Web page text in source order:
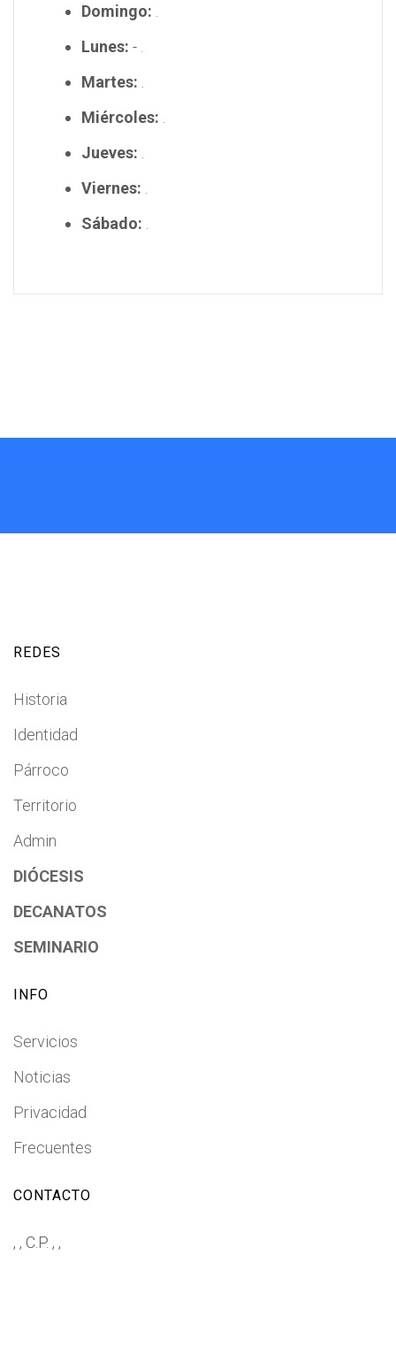
Domingo:
Lunes: - .
Martes:
Miércoles:
Jueves:
Viernes:
Sábado:
REDES
Historia
Identidad
Párroco
Territorio
Admin
DIÓCESIS
DECANATOS
SEMINARIO
INFO
Servicios
Noticias
Privacidad
Frecuentes
CONTACTO
, , C.P. , ,